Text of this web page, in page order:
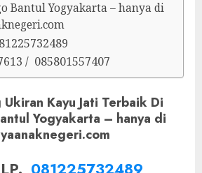
Bantul Yogyakarta – hanya di
/ 085801557407
Ukiran Kayu Jati Terbaik Di
Yogyakarta – hanya di